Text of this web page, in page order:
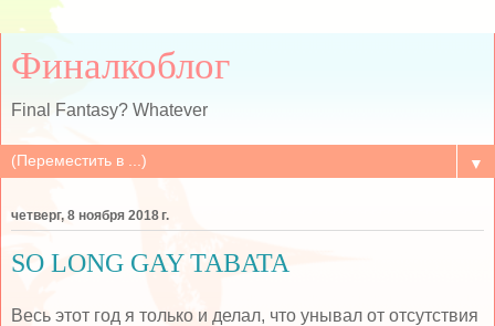
Финалкоблог
Final Fantasy? Whatever
▼
четверг, 8 ноября 2018 г.
SO LONG GAY TABATA
Весь этот год я только и делал, что унывал от отсутствия